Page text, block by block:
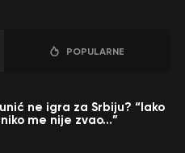
POPULARNE
ne igra za Srbiju? “Iako
me nije zvao…”